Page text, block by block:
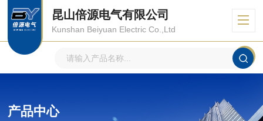
昆山倍源电气有限公司
Kunshan Beiyuan Electric Co.,Ltd
产品中心